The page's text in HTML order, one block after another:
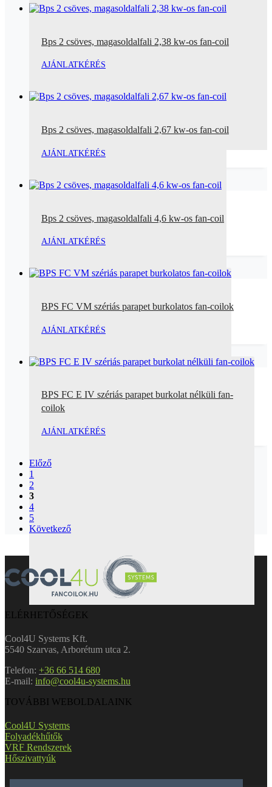
Bps 2 csöves, magasoldalfali 2,38 kw-os fan-coil
AJÁNLATKÉRÉS
Bps 2 csöves, magasoldalfali 2,67 kw-os fan-coil
AJÁNLATKÉRÉS
Bps 2 csöves, magasoldalfali 4,6 kw-os fan-coil
AJÁNLATKÉRÉS
BPS FC VM szériás parapet burkolatos fan-coilok
AJÁNLATKÉRÉS
BPS FC E IV szériás parapet burkolat nélküli fan-
coilok
AJÁNLATKÉRÉS
Előző
1
2
3
4
5
Következő
ELÉRHETŐSÉGEK
Cool4U Systems Kft.
5540 Szarvas, Arborétum utca 2.
Telefon: +36 66 514 680
E-mail: info@cool4u-systems.hu
TOVÁBBI WEBOLDALAINK
Cool4U Systems
Folyadékhűtők
VRF Rendszerek
Hőszivattyúk